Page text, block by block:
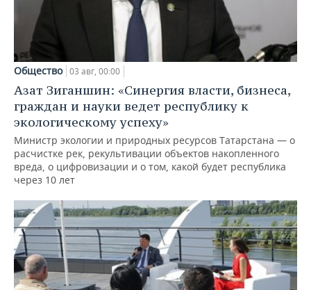
Общество 03 авг, 00:00
Азат Зиганшин: «Синергия власти, бизнеса,
граждан и науки ведет республику к
экологическому успеху»
Министр экологии и природных ресурсов Татарстана — о
расчистке рек, рекультивации объектов накопленного
вреда, о цифровизации и о том, какой будет республика
через 10 лет